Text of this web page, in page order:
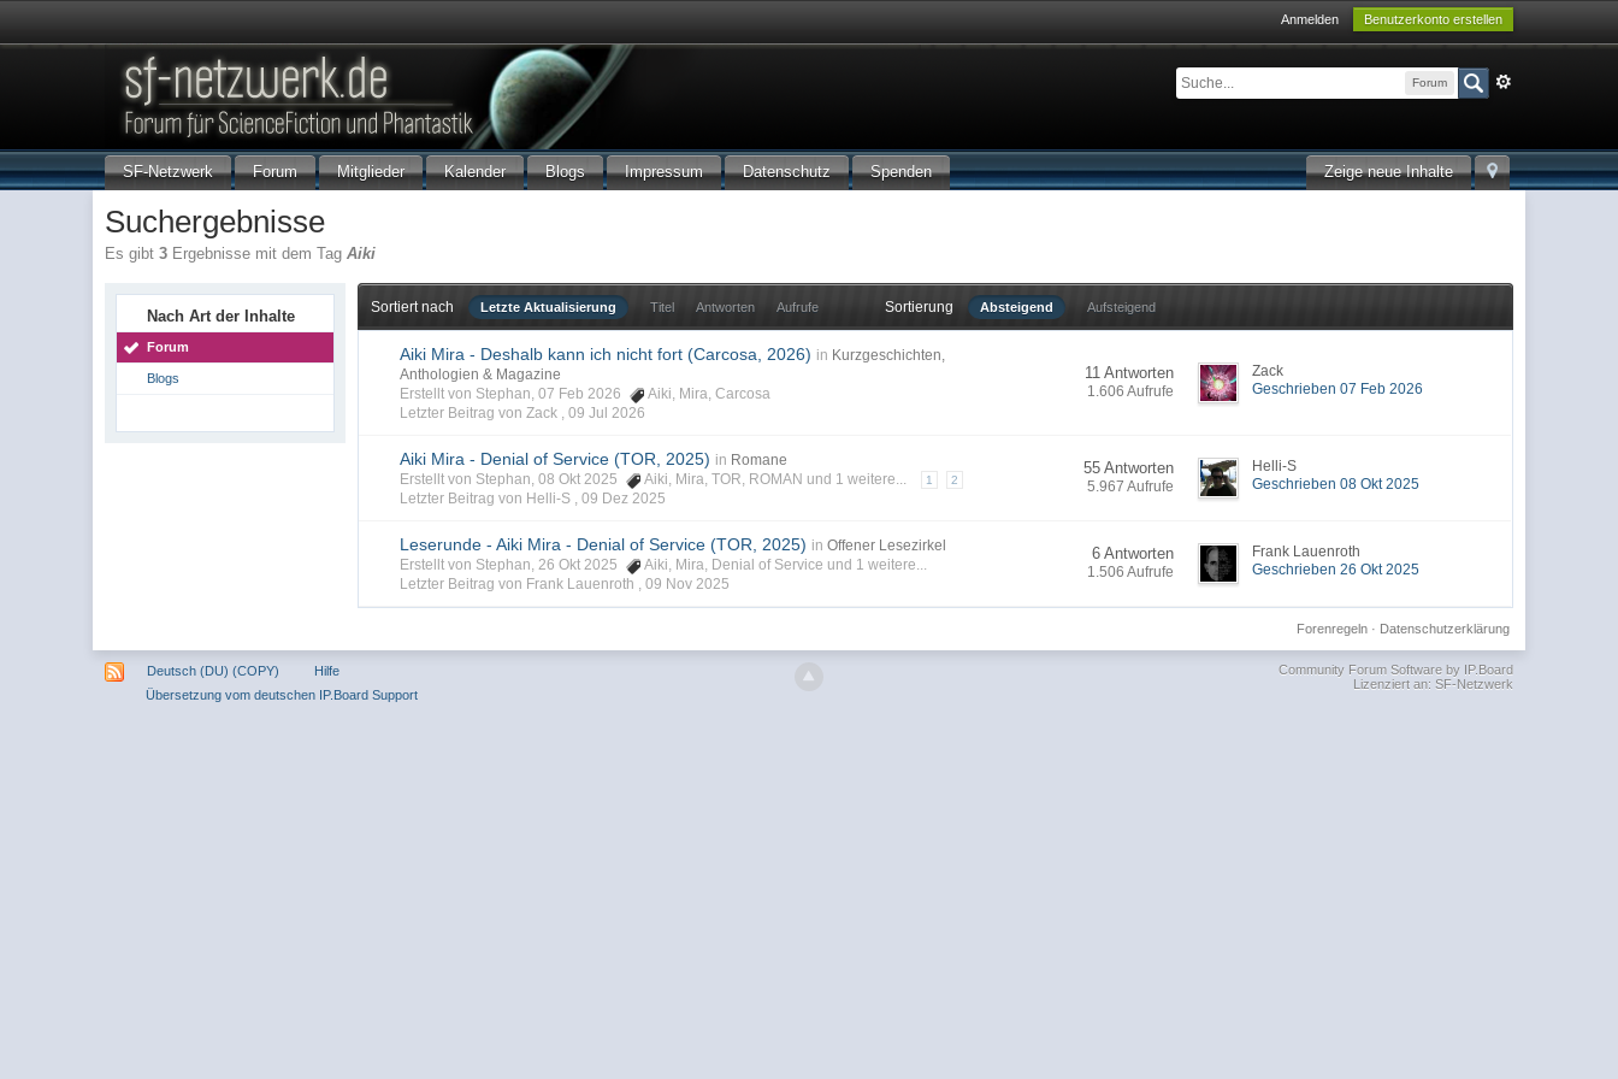
Anmelden Benutzerkonto erstellen
Forum
Zeige neue Inhalte
SF-Netzwerk Forum Mitglieder Kalender Blogs Impressum Datenschutz Spenden
Suchergebnisse
Es gibt3 Ergebnisse mit dem TagAiki
Nach Art der Inhalte
Forum
Blogs
Sortiert nach Letzte Aktualisierung Titel Antworten Aufrufe Sortierung Absteigend Aufsteigend
Aiki Mira - Deshalb kann ich nicht fort (Carcosa, 2026) in Kurzgeschichten,
Anthologien & Magazine
Erstellt von Stephan, 07 Feb 2026
Aiki, Mira,Carcosa
Letzter Beitrag von Zack ,09 Jul 2026
11 Antworten
1.606 Aufrufe
Zack
Geschrieben 07 Feb 2026
Aiki Mira - Denial of Service (TOR, 2025) in Romane
Erstellt von Stephan, 08 Okt 2025
Aiki, Mira,TOR, ROMAN und 1 weitere... 1 2
Letzter Beitrag von Helli-S ,09 Dez 2025
55 Antworten
5.967 Aufrufe
Helli-S
Geschrieben 08 Okt 2025
Leserunde - Aiki Mira - Denial of Service (TOR, 2025) in Offener Lesezirkel
Erstellt von Stephan, 26 Okt 2025
Aiki, Mira, Denial of Service und 1 weitere...
Letzter Beitrag von Frank Lauenroth ,09 Nov 2025
6 Antworten
1.506 Aufrufe
Frank Lauenroth
Geschrieben 26 Okt 2025
Datenschutzerklärung
Forenregeln·
Deutsch (DU) (COPY)
Hilfe
Übersetzung vom deutschen IP.Board Support
Community Forum Software by IP.Board
Lizenziert an: SF-Netzwerk